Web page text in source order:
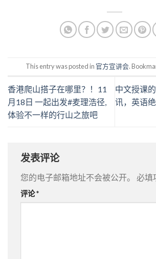
This entry was posted in 官方宣讲会.
香港爬山搭子在哪里？！11
月18日 一起出发#麦理浩径,
体验不一样的行山之旅吧
中文授课
讯，英语
发表评论
您的电子邮箱地址不会被公开。 必填
评论*